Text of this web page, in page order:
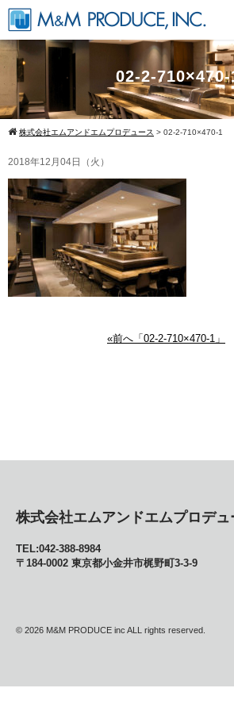
02-2-710×470-
株式会社エムアンドエムプロデュース > 02-2-710×470-1
2018年12月04日（火）
«前へ「02-2-710×470-1」
株式会社エムアンドエムプロデュ
TEL:042-388-8984
〒184-0002 東京都小金井市梶野町3-3-9
© 2026 M&M PRODUCE inc ALL rights reserved.